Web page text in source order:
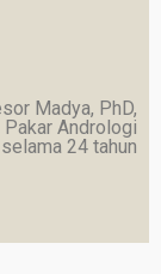
Madya, PhD,
Andrologi
24 tahun